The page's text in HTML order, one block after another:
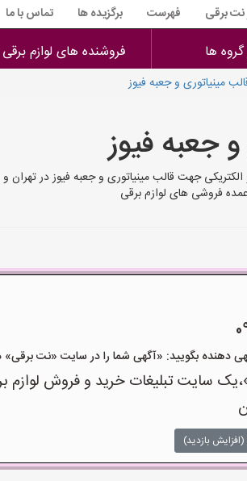
نت برقی فهرست برگزیده ها تماس با ما
ها فروشنده های لوازم برقی
مینیاتوری و جعبه فیوز
جعبه فیوز
جهت قالب مینیاتوری و جعبه فیوز در
فروشی های لوازم برقی
بگویید: «آگهی شما را در سایت «نت برقی» دیده ام و کد
سایت تبلیغات خرید و فروش لوازم
بازدید)